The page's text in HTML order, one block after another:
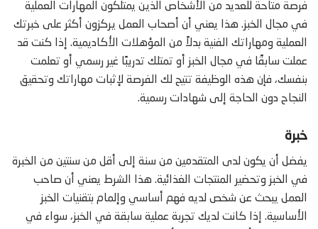
فرصة متاحة للعديد من الأشخاص الذين يمتلكون المهارات العملية
في مجال الخبز. هذا يعني أن أصحاب العمل يركزون أكثر على خبرتك
العملية ومهاراتك الفنية بدلاً من المؤهلات الأكاديمية. إذا كنت قد
عملت سابقًا في مجال الخبز أو تمتلك تدريبًا غير رسمي أو تعلمت
بنفسك، فإن هذه الوظيفة تتيح لك الفرصة لإثبات مهاراتك وتحقيق
النجاح دون الحاجة إلى شهادات رسمية.
خبرة
يفضل أن يكون لدى المتقدمين من سنة إلى أقل من سنتين من الخبرة
في الخبز وتحضير المنتجات الغذائية. هذا الشرط يعني أن صاحب
العمل يبحث عن شخص لديه فهم أساسي وإلمام بتقنيات الخبز
الأساسية. إذا كانت لديك تجربة عملية سابقة في الخبز، سواء في